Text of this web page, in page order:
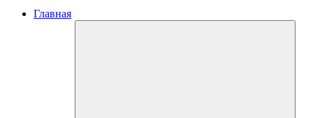
Главная